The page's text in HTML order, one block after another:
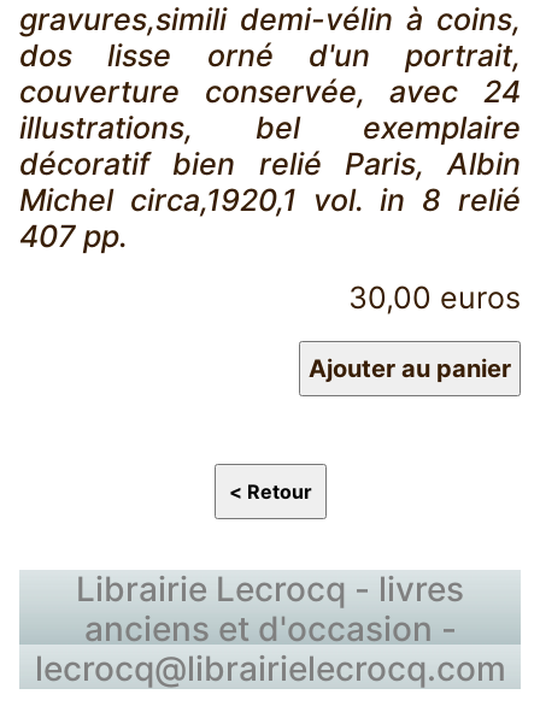
gravures,simili demi-vélin à coins,
dos lisse orné d'un portrait,
couverture conservée, avec 24
illustrations, bel exemplaire
décoratif bien relié Paris, Albin
Michel circa,1920,1 vol. in 8 relié
407 pp.
30,00 euros
Librairie Lecrocq - livres
anciens et d'occasion -
lecrocq@librairielecrocq.com